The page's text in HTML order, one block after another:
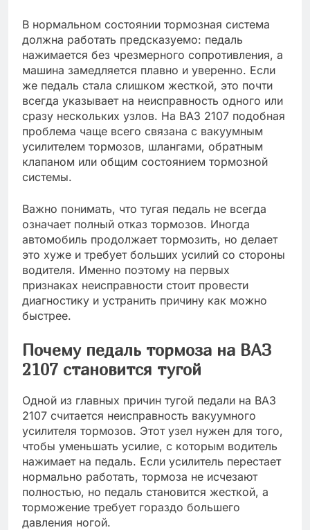
В нормальном состоянии тормозная система
должна работать предсказуемо: педаль
нажимается без чрезмерного сопротивления, а
машина замедляется плавно и уверенно. Если
же педаль стала слишком жесткой, это почти
всегда указывает на неисправность одного или
сразу нескольких узлов. На ВАЗ 2107 подобная
проблема чаще всего связана с вакуумным
усилителем тормозов, шлангами, обратным
клапаном или общим состоянием тормозной
системы.
Важно понимать, что тугая педаль не всегда
означает полный отказ тормозов. Иногда
автомобиль продолжает тормозить, но делает
это хуже и требует больших усилий со стороны
водителя. Именно поэтому на первых
признаках неисправности стоит провести
диагностику и устранить причину как можно
быстрее.
Почему педаль тормоза на ВАЗ
2107 становится тугой
Одной из главных причин тугой педали на ВАЗ
2107 считается неисправность вакуумного
усилителя тормозов. Этот узел нужен для того,
чтобы уменьшать усилие, с которым водитель
нажимает на педаль. Если усилитель перестает
нормально работать, тормоза не исчезают
полностью, но педаль становится жесткой, а
торможение требует гораздо большего
давления ногой.